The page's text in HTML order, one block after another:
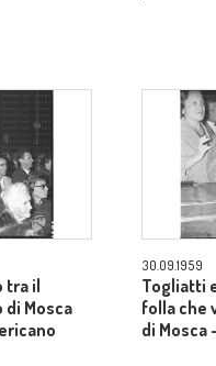
tra il
Mosca
30.09.1959
Togliatti
folla che
di Mosca